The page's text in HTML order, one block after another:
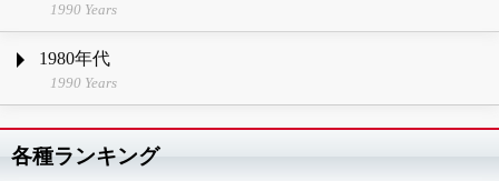
1990 Years
1980年代
1990 Years
各種ランキング